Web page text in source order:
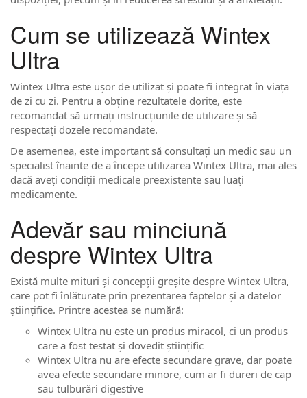
Cum se utilizează Wintex
Ultra
Wintex Ultra este ușor de utilizat și poate fi integrat în viața
de zi cu zi. Pentru a obține rezultatele dorite, este
recomandat să urmați instrucțiunile de utilizare și să
respectați dozele recomandate.
De asemenea, este important să consultați un medic sau un
specialist înainte de a începe utilizarea Wintex Ultra, mai ales
dacă aveți condiții medicale preexistente sau luați
medicamente.
Adevăr sau minciună
despre Wintex Ultra
Există multe mituri și concepții greșite despre Wintex Ultra,
care pot fi înlăturate prin prezentarea faptelor și a datelor
științifice. Printre acestea se numără:
Wintex Ultra nu este un produs miracol, ci un produs
care a fost testat și dovedit științific
Wintex Ultra nu are efecte secundare grave, dar poate
avea efecte secundare minore, cum ar fi dureri de cap
sau tulburări digestive